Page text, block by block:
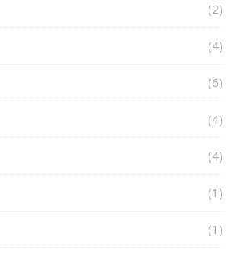
(2)
(4)
(6)
(4)
(4)
(1)
(1)